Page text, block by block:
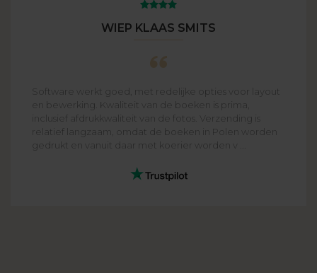
WIEP KLAAS SMITS
Software werkt goed, met redelijke opties voor layout
en bewerking. Kwaliteit van de boeken is prima,
inclusief afdrukkwaliteit van de fotos. Verzending is
relatief langzaam, omdat de boeken in Polen worden
gedrukt en vanuit daar met koerier worden v ...